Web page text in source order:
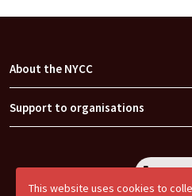
This website uses cookies to
About the NYCC
Support to organisations
call